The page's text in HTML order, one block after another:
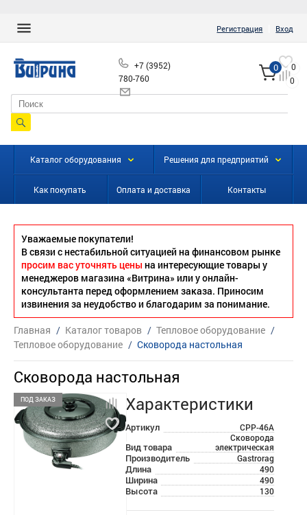
Регистрация Вход
+7 (3952)
780-760
0
0
0
Каталог оборудования Решения для предприятий
Как покупать Оплата и доставка Контакты
Уважаемые покупатели!
В связи с нестабильной ситуацией на финансовом рынке
просим вас уточнять цены на интересующие товары у
менеджеров магазина «Витрина» или у онлайн-
консультанта перед оформлением заказа. Приносим
извинения за неудобство и благодарим за понимание.
Главная / Каталог товаров / Тепловое оборудование /
Тепловое оборудование / Сковорода настольная
Сковорода настольная
Характеристики
Артикул CPP-46A
Вид товара
Сковорода
электрическая
Производитель Gastrorag
Длина 490
Ширина 490
Высота 130
ПОД ЗАКАЗ